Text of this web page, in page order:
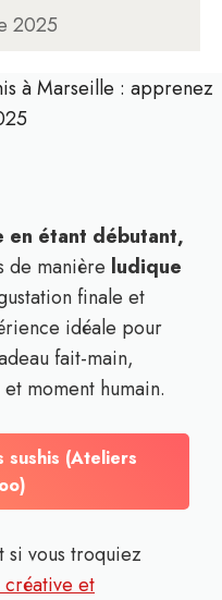
2025
à Marseille : apprenez
en étant débutant,
de manière ludique
finale et
idéale pour
fait-main,
moment humain.
sushis (Ateliers
si vous troquiez
créative et